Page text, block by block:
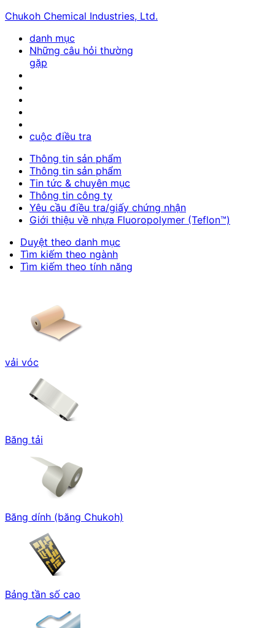
Chukoh Chemical Industries, Ltd.
danh mục
Những câu hỏi thường
gặp
cuộc điều tra
Thông tin sản phẩm
Thông tin sản phẩm
Tin tức & chuyên mục
Thông tin công ty
Yêu cầu điều tra/giấy chứng nhận
Giới thiệu về nhựa Fluoropolymer (Teflon™)
Duyệt theo danh mục
Tìm kiếm theo ngành
Tìm kiếm theo tính năng
vải vóc
Băng tải
Băng dính (băng Chukoh)
Bảng tần số cao